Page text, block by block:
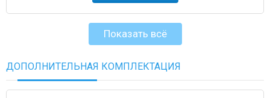
Показать всё
ДОПОЛНИТЕЛЬНАЯ КОМПЛЕКТАЦИЯ